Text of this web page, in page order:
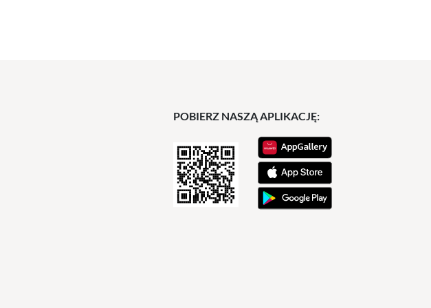
POBIERZ NASZĄ APLIKACJĘ: